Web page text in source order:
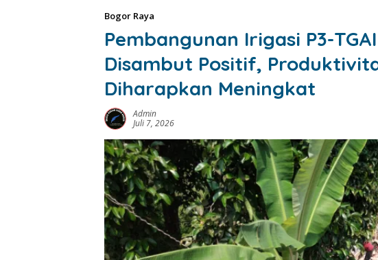
Bogor Raya
Pembangunan Irigasi P3-
Disambut Positif,
Diharapkan Meningkat
Admin
Juli 7, 2026